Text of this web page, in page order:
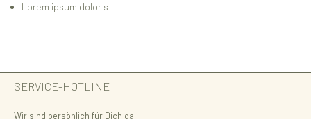
Lorem ipsum dolor s
SERVICE-HOTLINE
Wir sind persönlich für Dich da: